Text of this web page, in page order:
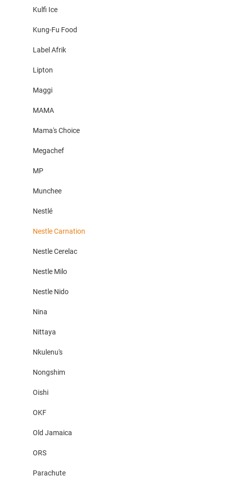
Kulfi Ice
Kung-Fu Food
Label Afrik
Lipton
Maggi
MAMA
Mama's Choice
Megachef
MP
Munchee
Nestlé
Nestle Carnation
Nestle Cerelac
Nestle Milo
Nestle Nido
Nina
Nittaya
Nkulenu's
Nongshim
Oishi
OKF
Old Jamaica
ORS
Parachute